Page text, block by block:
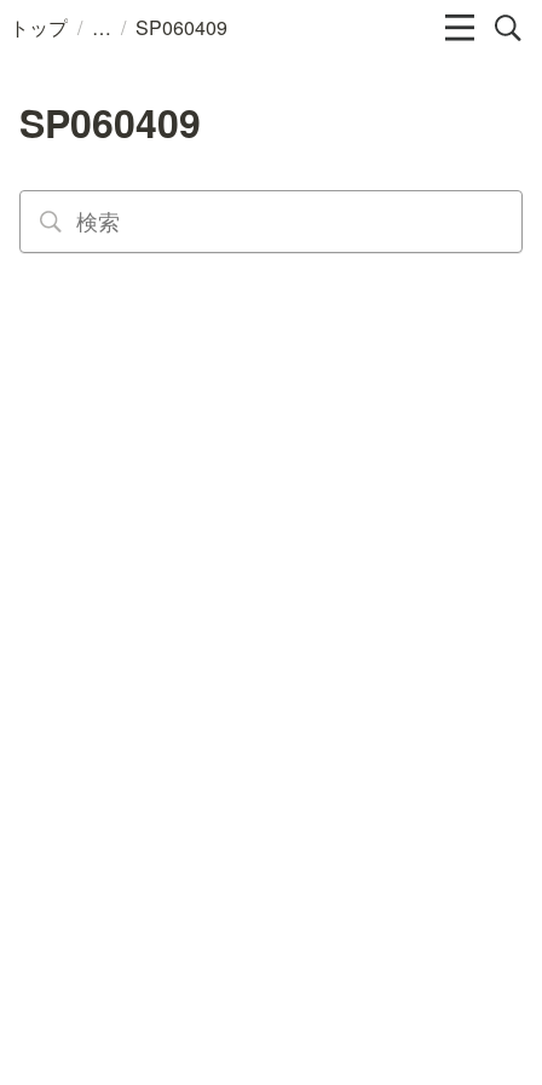
トップ / / SP060409
SP060409